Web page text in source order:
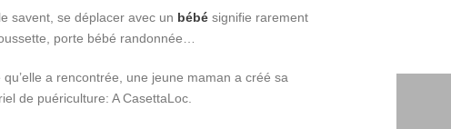
savent, se déplacer avec un bébé signifie rarement
porte bébé randonnée…
a rencontrée, une jeune maman a créé sa
de puériculture: A CasettaLoc.